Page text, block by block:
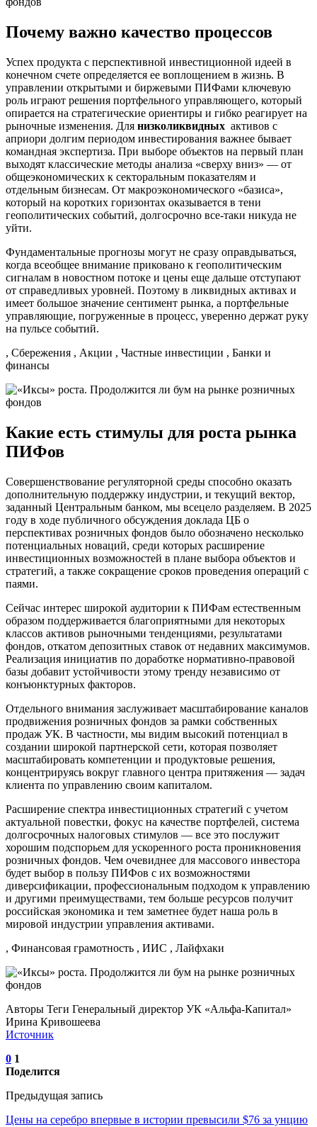
Почему важно качество процессов
Успех продукта с перспективной инвестиционной идеей в
конечном счете определяется ее воплощением в жизнь. В
управлении открытыми и биржевыми ПИФами ключевую
роль играют решения портфельного управляющего, который
опирается на стратегические ориентиры и гибко реагирует на
рыночные изменения. Для низколиквидных активов с
априори долгим периодом инвестирования важнее бывает
командная экспертиза. При выборе объектов на первый план
выходят классические методы анализа «сверху вниз» — от
общеэкономических к секторальным показателям и
отдельным бизнесам. От макроэкономического «базиса»,
который на коротких горизонтах оказывается в тени
геополитических событий, долгосрочно все-таки никуда не
уйти.
Фундаментальные прогнозы могут не сразу оправдываться,
когда всеобщее внимание приковано к геополитическим
сигналам в новостном потоке и цены еще дальше отступают
от справедливых уровней. Поэтому в ликвидных активах и
имеет большое значение сентимент рынка, а портфельные
управляющие, погруженные в процесс, уверенно держат руку
на пульсе событий.
, Сбережения , Акции , Частные инвестиции , Банки и
финансы
Какие есть стимулы для роста рынка
ПИФов
Совершенствование регуляторной среды способно оказать
дополнительную поддержку индустрии, и текущий вектор,
заданный Центральным банком, мы всецело разделяем. В 2025
году в ходе публичного обсуждения доклада ЦБ о
перспективах розничных фондов было обозначено несколько
потенциальных новаций, среди которых расширение
инвестиционных возможностей в плане выбора объектов и
стратегий, а также сокращение сроков проведения операций с
паями.
Сейчас интерес широкой аудитории к ПИФам естественным
образом поддерживается благоприятными для некоторых
классов активов рыночными тенденциями, результатами
фондов, откатом депозитных ставок от недавних максимумов.
Реализация инициатив по доработке нормативно-правовой
базы добавит устойчивости этому тренду независимо от
конъюнктурных факторов.
Отдельного внимания заслуживает масштабирование каналов
продвижения розничных фондов за рамки собственных
продаж УК. В частности, мы видим высокий потенциал в
создании широкой партнерской сети, которая позволяет
масштабировать компетенции и продуктовые решения,
концентрируясь вокруг главного центра притяжения — задач
клиента по управлению своим капиталом.
Расширение спектра инвестиционных стратегий с учетом
актуальной повестки, фокус на качестве портфелей, система
долгосрочных налоговых стимулов — все это послужит
хорошим подспорьем для ускоренного роста проникновения
розничных фондов. Чем очевиднее для массового инвестора
будет выбор в пользу ПИФов с их возможностями
диверсификации, профессиональным подходом к управлению
и другими преимуществами, тем больше ресурсов получит
российская экономика и тем заметнее будет наша роль в
мировой индустрии управления активами.
, Финансовая грамотность , ИИС , Лайфхаки
Авторы Теги Генеральный директор УК «Альфа-Капитал»
Ирина Кривошеева
Источник
0 1
Поделится
Предыдущая запись
Цены на серебро впервые в истории превысили $76 за унцию